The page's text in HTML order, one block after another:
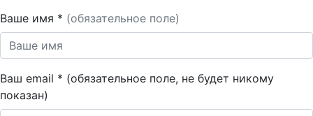
Ваше имя * (обязательное поле)
Ваш email * (обязательное поле, не будет никому
показан)